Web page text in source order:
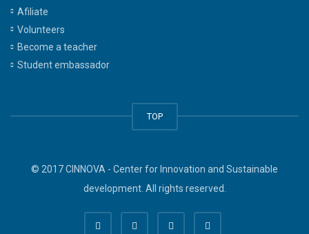
Afiliate
Volunteers
Become a teacher
Student embassador
TOP
© 2017 CINNOVA - Center for Innovation and Sustainable
development. All rights reserved.